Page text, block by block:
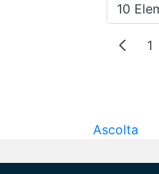
10
1
Ascolta